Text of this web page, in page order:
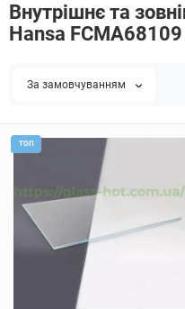
Внутрішнє та
Hansa FCMA68109
За замовчуванням
ТОП